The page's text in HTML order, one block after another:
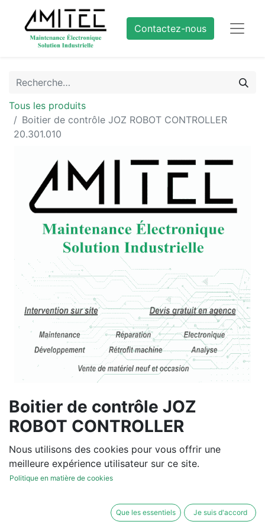
Contactez-nous
Tous les produits
Boitier de contrôle JOZ ROBOT CONTROLLER
20.301.010
Boitier de contrôle JOZ
ROBOT CONTROLLER
20.301.010
Vous souhaitez un devis de
réparation ou de vente, un
diagnostic sur site?
Nous utilisons des cookies pour vous offrir une
meilleure expérience utilisateur sur ce site.
Politique en matière de cookies
Que les essentiels Je suis d'accord